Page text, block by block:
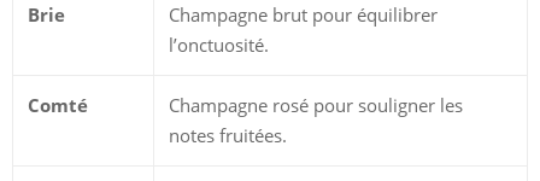
Brie
Champagne brut pour équilibrer
l’onctuosité.
Comté
Champagne rosé pour souligner les
notes fruitées.